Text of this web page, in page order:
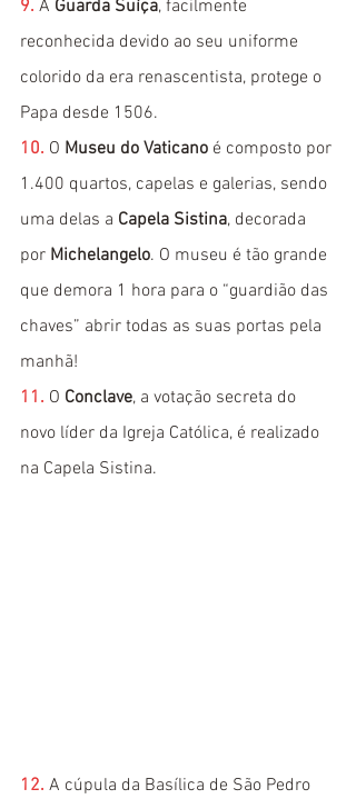
9. A Guarda Suíça, facilmente
reconhecida devido ao seu uniforme
colorido da era renascentista, protege o
Papa desde 1506.
10. O Museu do Vaticano é composto por
1.400 quartos, capelas e galerias, sendo
uma delas a Capela Sistina, decorada
por Michelangelo. O museu é tão grande
que demora 1 hora para o “guardião das
chaves” abrir todas as suas portas pela
manhã!
11. O Conclave, a votação secreta do
novo líder da Igreja Católica, é realizado
na Capela Sistina.
12. A cúpula da Basílica de São Pedro